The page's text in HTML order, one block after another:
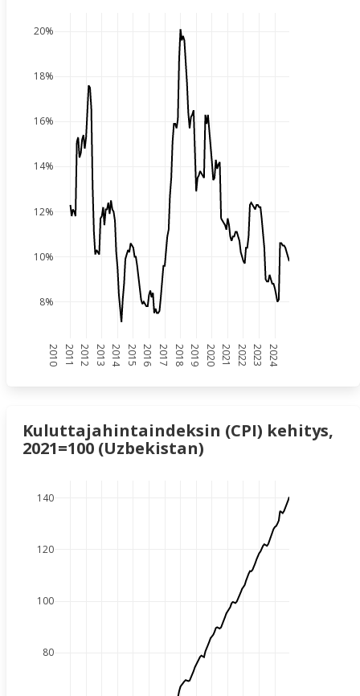
2010 2011 2012 2013 2014 2015 2016 2017 2018 2019 2020 2021 2022 2023 2024
8%
10%
12%
14%
16%
18%
20%
Kuluttajahintaindeksin (CPI) kehitys,
2021=100 (Uzbekistan)
80
100
120
140